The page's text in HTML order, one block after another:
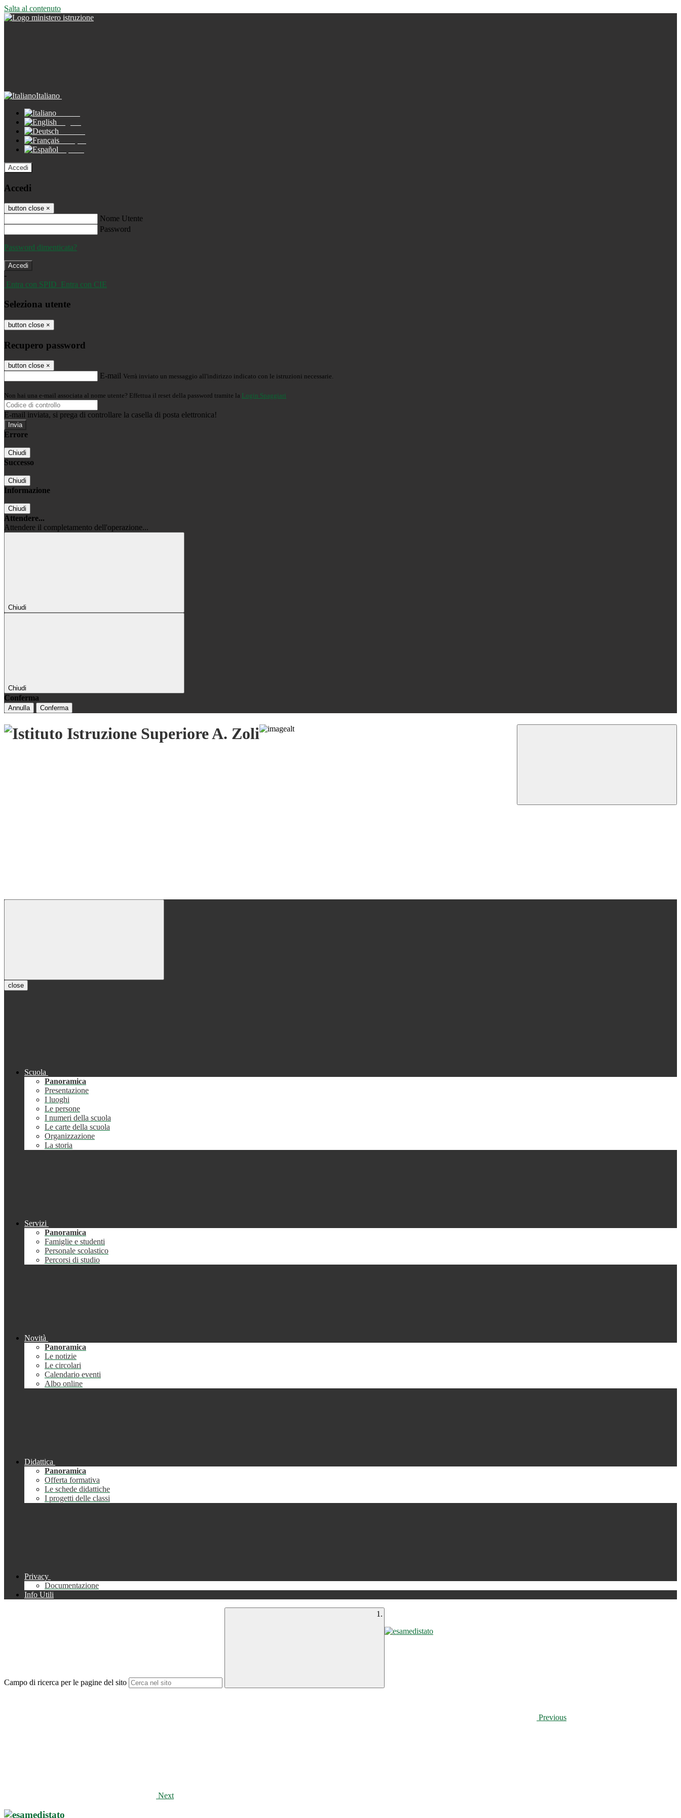
Salta al contenuto
Italiano
Accedi
Accedi
button close ×
Nome Utente
Password
Password dimenticata?
-
Entra con SPID Entra con CIE
Seleziona utente
button close ×
Recupero password
button close ×
E-mail Verrà inviato un messaggio all'indirizzo indicato con le istruzioni necessarie.
Non hai una e-mail associata al nome utente? Effettua il reset della password tramite la Login Spaggiari
E-mail inviata, si prega di controllare la casella di posta elettronica!
Errore
Chiudi
Successo
Chiudi
Informazione
Chiudi
Attendere...
Attendere il completamento dell'operazione...
Chiudi
Chiudi
Conferma
Annulla Conferma
close
Scuola
Panoramica
Presentazione
I luoghi
Le persone
I numeri della scuola
Le carte della scuola
Organizzazione
La storia
Servizi
Panoramica
Famiglie e studenti
Personale scolastico
Percorsi di studio
Novità
Panoramica
Le notizie
Le circolari
Calendario eventi
Albo online
Didattica
Panoramica
Offerta formativa
Le schede didattiche
I progetti delle classi
Privacy
Documentazione
Info Utili
Campo di ricerca per le pagine del sito
Previous
Next